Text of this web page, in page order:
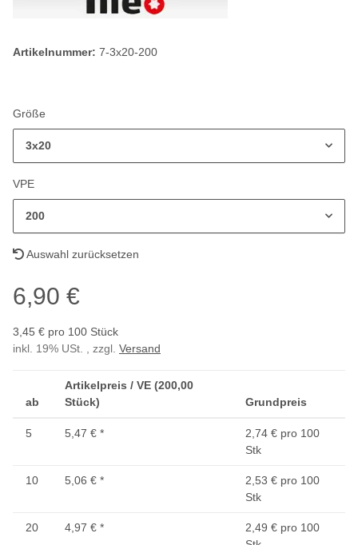
Artikelnummer: 7-3x20-200
Größe
3x20
VPE
200
Auswahl zurücksetzen
6,90 €
3,45 € pro 100 Stück
inkl. 19% USt. , zzgl. Versand
ab
Artikelpreis / VE (200,00
Stück)
Grundpreis
5 5,47 € *
2,74 € pro 100
Stk
10 5,06 € *
2,53 € pro 100
Stk
20 4,97 € *
2,49 € pro 100